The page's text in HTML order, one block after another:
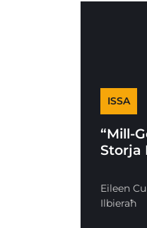
ISSA
“Mill-
Storja
Eileen
Ilbieraħ